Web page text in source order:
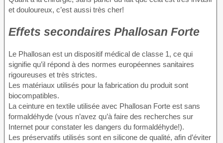
et douloureux, c’est aussi très cher!
Effets secondaires Phallosan Forte
Le Phallosan est un dispositif médical de classe 1, ce qui
signifie qu’il répond à des normes européennes sanitaires
rigoureuses et très strictes.
Les matériaux utilisés pour la fabrication du produit sont
biocompatibles.
La ceinture en textile utilisée avec Phallosan Forte est sans
formaldéhyde (vous n’avez qu’à faire des recherches sur
Internet pour constater les dangers du formaldéhyde!).
Les préservatifs utilisés sont en silicone de qualité, afin d’éviter